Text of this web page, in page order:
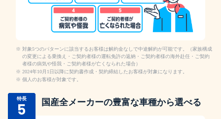
対象5つのパターンに該当するお客様は解約金なしで中途解約が可能です。（家族構成
の変更による乗換え・ご契約者様の運転免許の返納・ご契約者様の海外赴任・ご契約
者様の病気や怪我・ご契約者様が亡くなられた場合）
2024年10月1日以降に契約書作成・契約締結したお客様が対象になります。
個人のお客様が対象です。
特長
5 国産全メーカーの豊富な車種から選べる